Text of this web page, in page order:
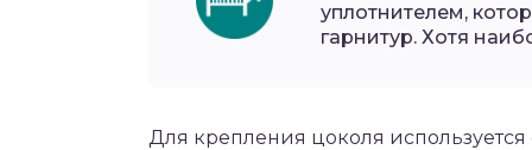
уплотнителем,
гарнитур. Хотя
Для крепления цоколя